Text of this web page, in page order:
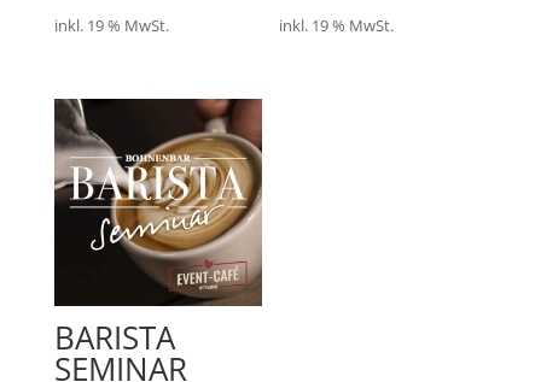
inkl. 19 % MwSt. inkl. 19 % MwSt.
BARISTA
SEMINAR